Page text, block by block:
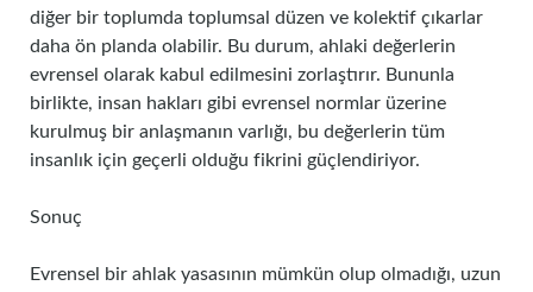
diğer bir toplumda toplumsal düzen ve kolektif çıkarlar
daha ön planda olabilir. Bu durum, ahlaki değerlerin
evrensel olarak kabul edilmesini zorlaştırır. Bununla
birlikte, insan hakları gibi evrensel normlar üzerine
kurulmuş bir anlaşmanın varlığı, bu değerlerin tüm
insanlık için geçerli olduğu fikrini güçlendiriyor.
Sonuç
Evrensel bir ahlak yasasının mümkün olup olmadığı, uzun